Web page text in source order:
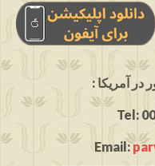
در آمریکا
Tel:
Email: